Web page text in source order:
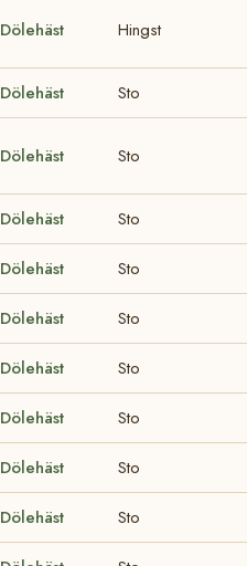
Dölehäst Hingst
Dölehäst Sto
Dölehäst Sto
Dölehäst Sto
Dölehäst Sto
Dölehäst Sto
Dölehäst Sto
Dölehäst Sto
Dölehäst Sto
Dölehäst Sto